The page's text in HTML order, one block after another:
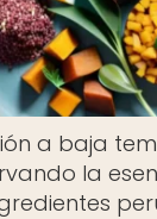
a baja
la